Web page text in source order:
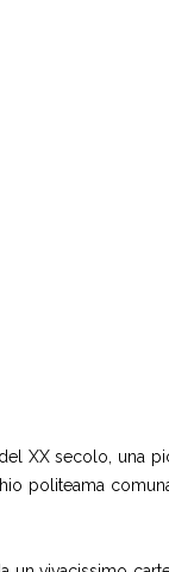
XX secolo, una
politeama